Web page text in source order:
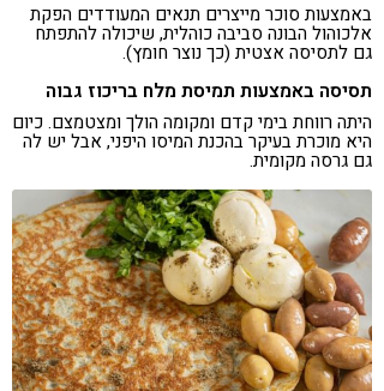
באמצעות סוכר מייצרים תנאים המעודדים הפקת
אלכוהול הבונה סביבה כוהלית, שיכולה להתפתח
גם לתסיסה אצטית (כך נוצר חומץ).
תסיסה באמצעות תמיסת מלח בריכוז גבוה
היתה רווחת בימי קדם ומקומה הולך ומצטמצם. כיום
היא מוכרת בעיקר בהכנת המיסו היפני, אבל יש לה
גם גרסה מקומית.